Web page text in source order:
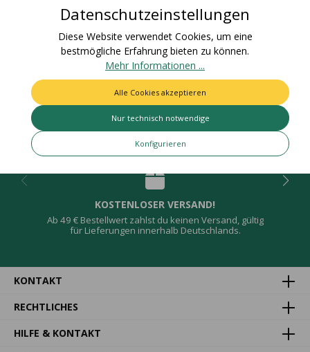
4015275931313Nettogewic…Mehr
Bewertungen
Deine Vorteile
KOSTENLOSER VERSAND!
Ab 49 € Bestellwert zahlst du keinen Versand, gültig
für Lieferungen innerhalb Deutschlands.
KONTAKT
RECHTLICHES
HILFE & KONTAKT
Datenschutzeinstellungen
Diese Website verwendet Cookies, um eine
bestmögliche Erfahrung bieten zu können.
Mehr Informationen ...
Nur technisch notwendige
Konfigurieren
Alle Cookies akzeptieren